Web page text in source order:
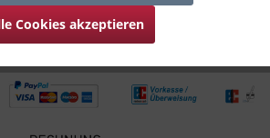
Cookies akzeptieren